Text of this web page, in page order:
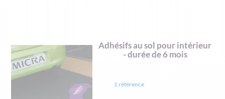
Adhésifs au sol pour intérieur
- durée de 6 mois
1 référence